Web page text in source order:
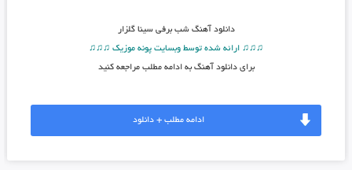
دانلود آهنگ شب برفی سینا گلزار
♫♫♫ ارائه شده توسط وبسایت پونه موزیک ♫♫♫
برای دانلود آهنگ به ادامه مطلب مراجعه کنید
ادامه مطلب + دانلود